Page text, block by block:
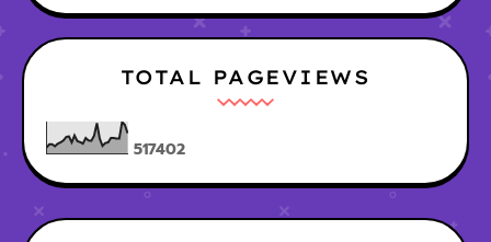
TOTAL PAGEVIEWS
517402